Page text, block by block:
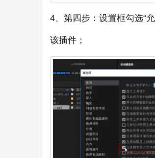
4、第四步：设置框勾选“
该插件；